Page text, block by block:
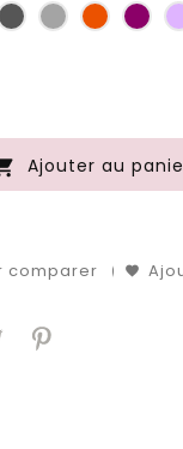
Gris
foncé
Gris
clair
Orange
Ajouter au
comparer